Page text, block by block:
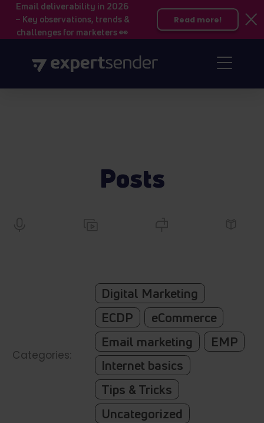
Email deliverability in 2026
– Key observations, trends &
challenges for marketers 👀
Read more!
Posts
Categories:
Digital Marketing
ECDP
eCommerce
Email marketing
EMP
Internet basics
Tips & Tricks
Uncategorized